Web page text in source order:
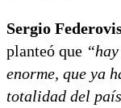
Sergio
planteó que
enorme, que ya
totalidad del